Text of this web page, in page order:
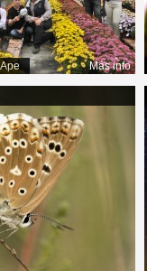
Más info